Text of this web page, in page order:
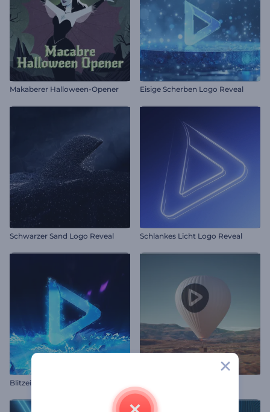
Makaberer Halloween-Opener Eisige Scherben Logo Reveal
Schwarzer Sand Logo Reveal Schlankes Licht Logo Reveal
Blitzeinschlag Intro